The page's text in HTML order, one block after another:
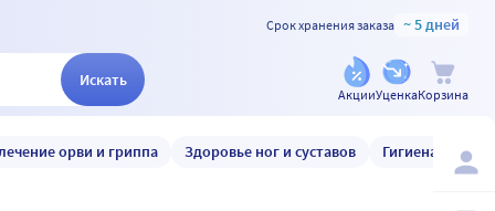
Срок хранения заказа ~ 5 дней
Искать
АкцииУценкаКорзина
орви и гриппа Здоровье ног и суставов Гигиена и уход